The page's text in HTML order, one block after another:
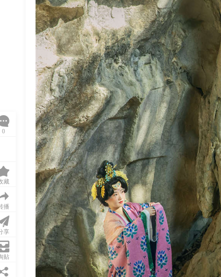
0
藏
播
享
贴